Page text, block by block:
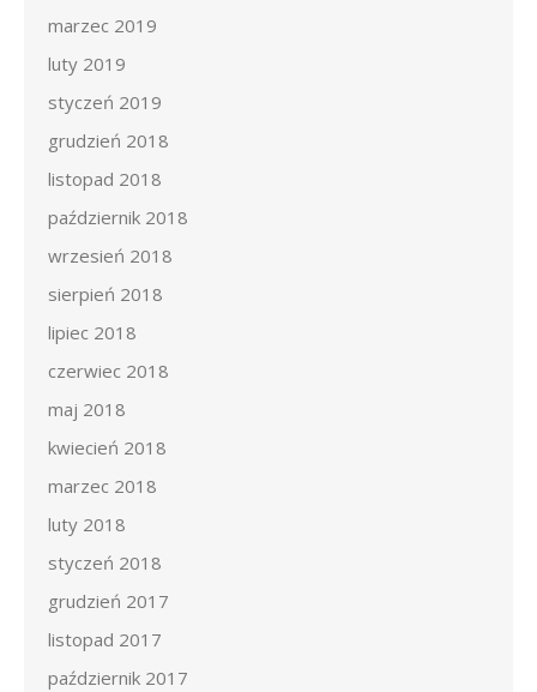
marzec 2019
luty 2019
styczeń 2019
grudzień 2018
listopad 2018
październik 2018
wrzesień 2018
sierpień 2018
lipiec 2018
czerwiec 2018
maj 2018
kwiecień 2018
marzec 2018
luty 2018
styczeń 2018
grudzień 2017
listopad 2017
październik 2017